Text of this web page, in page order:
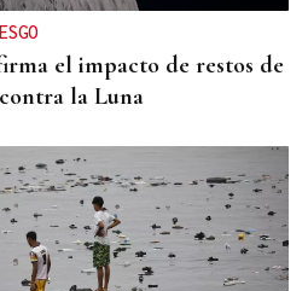
el impacto de restos de
la Luna